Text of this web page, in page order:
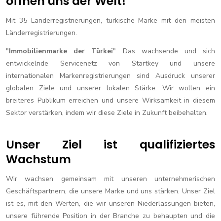
Mit 35 Länderregistrierungen, türkische Marke mit den meisten
Länderregistrierungen.
"Immobilienmarke der Türkei" Das wachsende und sich
entwickelnde Servicenetz von Startkey und unsere
internationalen Markenregistrierungen sind Ausdruck unserer
globalen Ziele und unserer lokalen Stärke. Wir wollen ein
breiteres Publikum erreichen und unsere Wirksamkeit in diesem
Sektor verstärken, indem wir diese Ziele in Zukunft beibehalten.
Unser Ziel ist qualifiziertes
Wachstum
Wir wachsen gemeinsam mit unseren unternehmerischen
Geschäftspartnern, die unsere Marke und uns stärken. Unser Ziel
ist es, mit den Werten, die wir unseren Niederlassungen bieten,
unsere führende Position in der Branche zu behaupten und die